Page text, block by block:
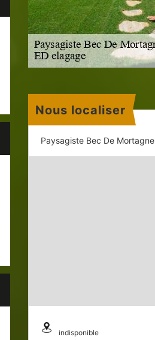
Nous localiser
Paysagiste Bec De Mortagne
indisponible